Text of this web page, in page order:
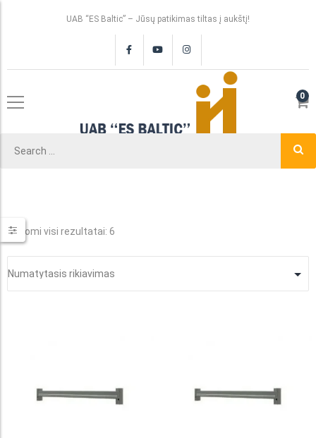
UAB “ES Baltic” – Jūsų patikimas tiltas į aukštį!
0
Rodomi visi rezultatai: 6